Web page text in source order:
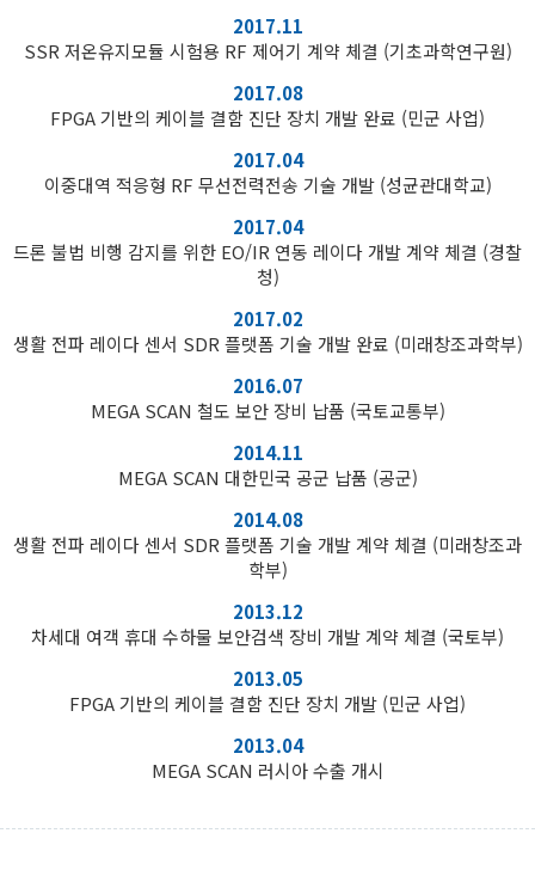
2017.11
SSR 저온유지모듈 시험용 RF 제어기 계약 체결 (기초과학연구원)
2017.08
FPGA 기반의 케이블 결함 진단 장치 개발 완료 (민군 사업)
2017.04
이중대역 적응형 RF 무선전력전송 기술 개발 (성균관대학교)
2017.04
드론 불법 비행 감지를 위한 EO/IR 연동 레이다 개발 계약 체결 (경찰
청)
2017.02
생활 전파 레이다 센서 SDR 플랫폼 기술 개발 완료 (미래창조과학부)
2016.07
MEGA SCAN 철도 보안 장비 납품 (국토교통부)
2014.11
MEGA SCAN 대한민국 공군 납품 (공군)
2014.08
생활 전파 레이다 센서 SDR 플랫폼 기술 개발 계약 체결 (미래창조과
학부)
2013.12
차세대 여객 휴대 수하물 보안검색 장비 개발 계약 체결 (국토부)
2013.05
FPGA 기반의 케이블 결함 진단 장치 개발 (민군 사업)
2013.04
MEGA SCAN 러시아 수출 개시